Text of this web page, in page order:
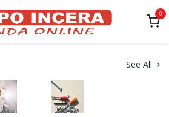
0
See All